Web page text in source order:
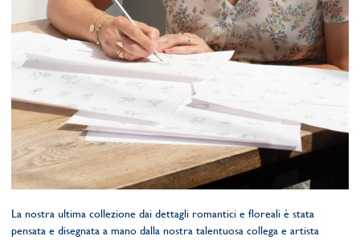
La nostra ultima collezione dai dettagli romantici e floreali è stata
pensata e disegnata a mano dalla nostra talentuosa collega e artista